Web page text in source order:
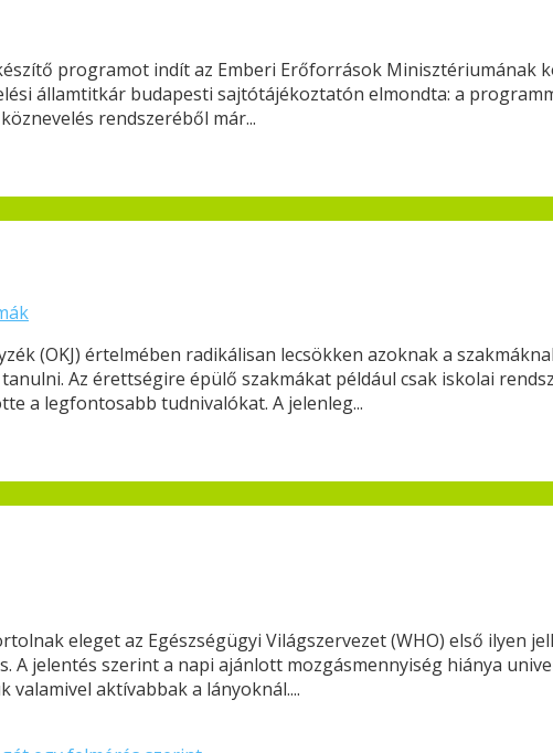
programot indít az Emberi Erőforrások Minisztériumának
államtitkár budapesti sajtótájékoztatón elmondta: a
rendszeréből már...
(OKJ) értelmében radikálisan lecsökken azoknak a
Az érettségire épülő szakmákat például csak iskolai
a legfontosabb tudnivalókat. A jelenleg...
eleget az Egészségügyi Világszervezet (WHO) első ilyen
A jelentés szerint a napi ajánlott mozgásmennyiség hiánya
aktívabbak a lányoknál....